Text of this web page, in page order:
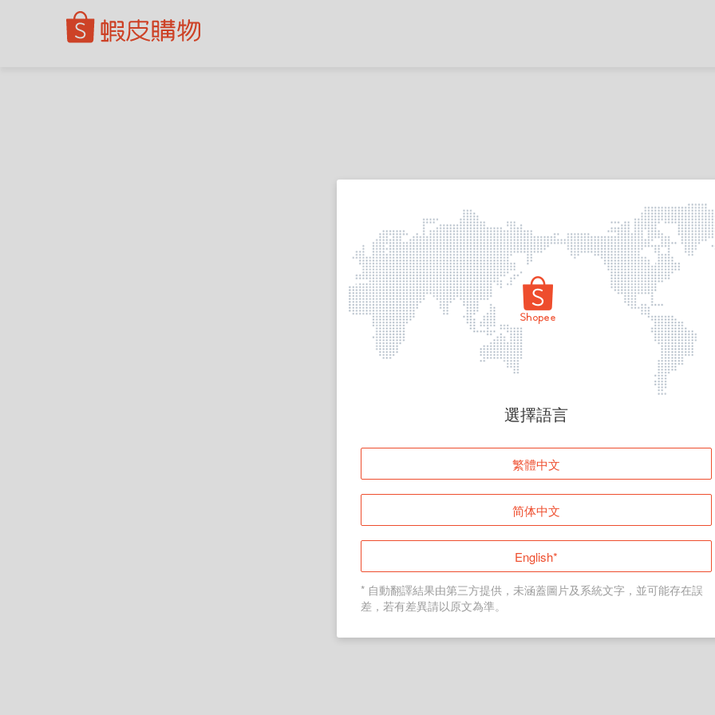
頁面無法顯示
登入
返回首頁
選擇語言
繁體中文
简体中文
English*
* 自動翻譯結果由第三方提供，未涵蓋圖片及系統文字，並可能存在誤
差，若有差異請以原文為準。